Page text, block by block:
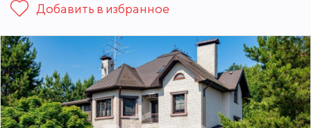
Добавить в избранное